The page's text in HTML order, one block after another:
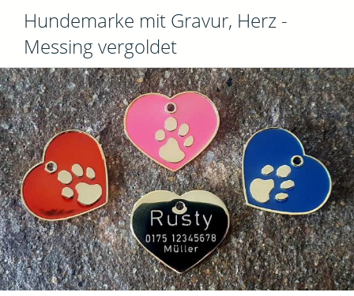
Hundemarke mit Gravur, Herz -
Messing vergoldet